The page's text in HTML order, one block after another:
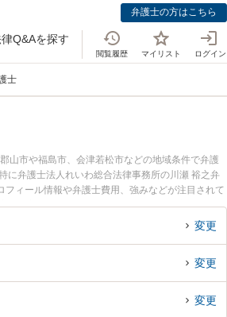
弁護士の方はこちら
Q&Aを探す
閲覧履歴 マイリスト ログイン
士
山市や福島市、会津若松市などの地域条件で弁護
に弁護士法人れいわ総合法律事務所の川瀬 裕之弁
ィール情報や弁護士費用、強みなどが注目されて
績豊富な近くの弁護士を検索したい』『初回相談無
変更
変更
変更